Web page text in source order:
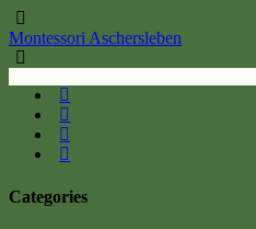
Montessori Aschersleben
Categories